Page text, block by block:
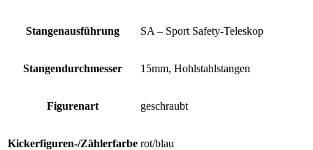
Stangenausführung SA – Sport Safety-Teleskop
Stangendurchmesser 15mm, Hohlstahlstangen
Figurenart geschraubt
Kickerfiguren-/Zählerfarbe rot/blau